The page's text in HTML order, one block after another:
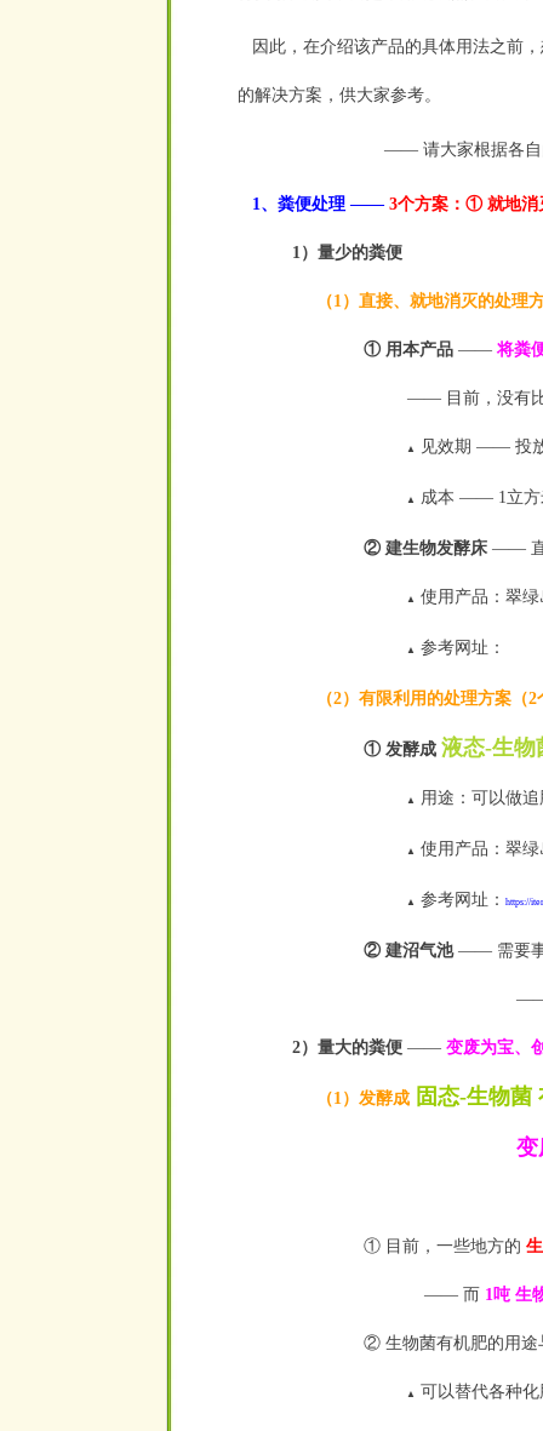
因此，在介绍该产品的具体用法之前
的解决方案，供大家参考。
—— 请大家根据各自
1、粪便处理 —— 3个方案：① 就地
1）量少的粪便
（1）直接、就地消灭的处理
① 用本产品 ——将粪
—— 目前，没有比它
▲ 见效期 —— 投
▲ 成本 —— 1立方
② 建生物发酵床 —— 直
▲ 使用产品：翠绿
▲ 参考网址：
（2）有限利用的处理方案（2
① 发酵成 液态-生
▲ 用途：可以做追
▲ 使用产品：翠
▲ 参考网址： https://
② 建沼气池—— 需要事
—— 由
2）量大的粪便 —— 变废为宝、
（1）发酵成 固态-生物菌
变废为
① 目前，一些地方的
—— 而 1吨 生
② 生物菌有机肥的用途
▲ 可以替代各种